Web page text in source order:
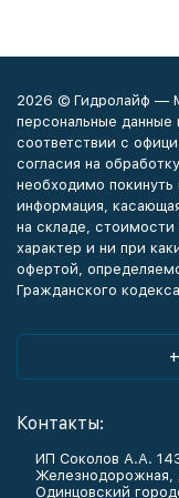
2026 © Гидролайф —
персональные данные
соответствии с
согласия на
необходимо покинуть
информация,
на складе,
характер и ни при
офертой,
Гражданского
Контакты:
ИП Соколов А.А.
Железнодорожная,
Одинцовский